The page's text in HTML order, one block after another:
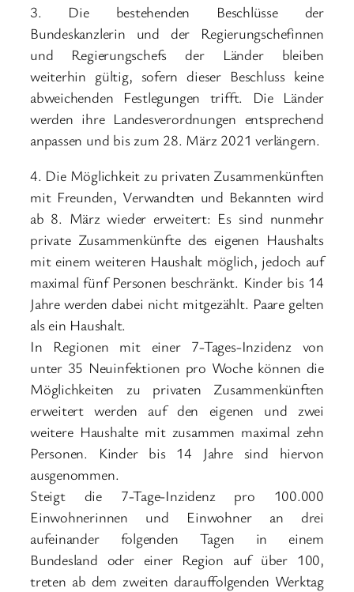
3. Die bestehenden Beschlüsse der
Bundeskanzlerin und der Regierungschefinnen
und Regierungschefs der Länder bleiben
weiterhin gültig, sofern dieser Beschluss keine
abweichenden Festlegungen trifft. Die Länder
werden ihre Landesverordnungen entsprechend
anpassen und bis zum 28. März 2021 verlängern.
4. Die Möglichkeit zu privaten Zusammenkünften
mit Freunden, Verwandten und Bekannten wird
ab 8. März wieder erweitert: Es sind nunmehr
private Zusammenkünfte des eigenen Haushalts
mit einem weiteren Haushalt möglich, jedoch auf
maximal fünf Personen beschränkt. Kinder bis 14
Jahre werden dabei nicht mitgezählt. Paare gelten
als ein Haushalt.
In Regionen mit einer 7-Tages-Inzidenz von
unter 35 Neuinfektionen pro Woche können die
Möglichkeiten zu privaten Zusammenkünften
erweitert werden auf den eigenen und zwei
weitere Haushalte mit zusammen maximal zehn
Personen. Kinder bis 14 Jahre sind hiervon
ausgenommen.
Steigt die 7-Tage-Inzidenz pro 100.000
Einwohnerinnen und Einwohner an drei
aufeinander folgenden Tagen in einem
Bundesland oder einer Region auf über 100,
treten ab dem zweiten darauffolgenden Werktag